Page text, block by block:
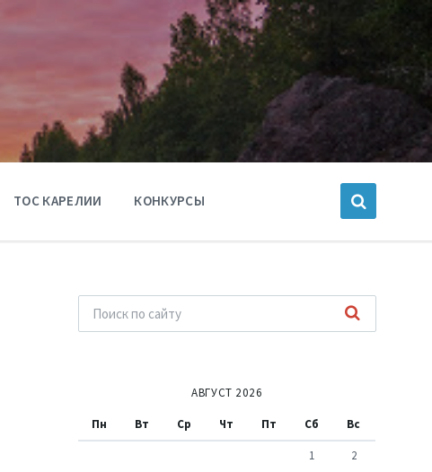
ТОС КАРЕЛИИ КОНКУРСЫ
АВГУСТ 2026
Пн Вт Ср Чт Пт Сб Вс
1
2